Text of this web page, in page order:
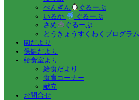
ぺんぎん
ぐるーぷ
いるか
ぐるーぷ
さめ
ぐるーぷ
とうきょうすくわくプログラム
園だより
保健だより
給食室より
給食だより
食育コーナー
献立
お問合せ